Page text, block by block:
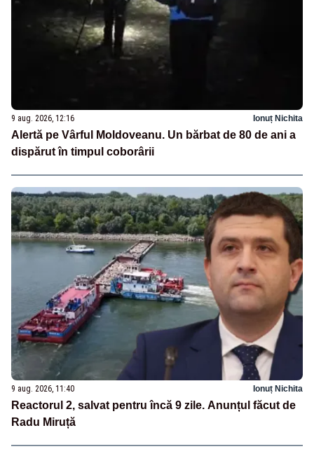
9 aug. 2026, 12:16 Ionuț Nichita
Alertă pe Vârful Moldoveanu. Un bărbat de 80 de ani a
dispărut în timpul coborârii
9 aug. 2026, 11:40 Ionuț Nichita
Reactorul 2, salvat pentru încă 9 zile. Anunțul făcut de
Radu Miruță